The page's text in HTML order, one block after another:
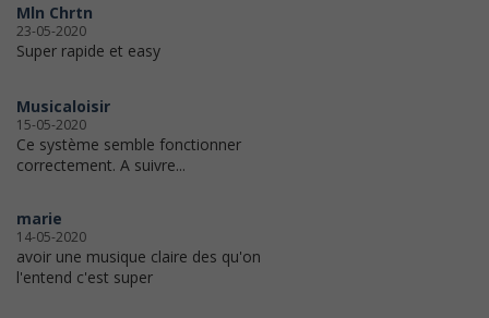
Mln Chrtn
23-05-2020
Super rapide et easy
Musicaloisir
15-05-2020
Ce système semble fonctionner
correctement. A suivre...
marie
14-05-2020
avoir une musique claire des qu'on
l'entend c'est super